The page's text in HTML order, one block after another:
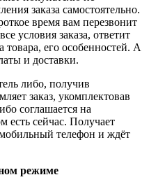
заказа самостоятельно.
время вам перезвонит
условия заказа, ответит
товара, его особенностей. А
и доставки.
либо, получив
заказ, укомплектовав
соглашается на
есть сейчас. Получает
телефон и ждёт
режиме